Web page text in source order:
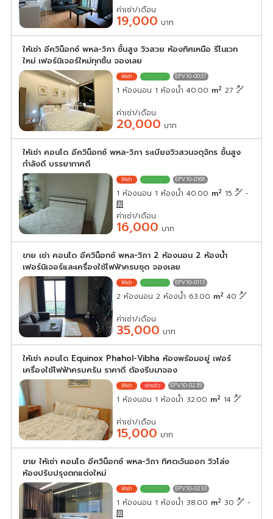
ค่าเช่า/เดือน
19,000 บาท
ให้เช่า อีควิน็อกซ์ พหล-วิภา ชั้นสูง วิวสวย ห้องทิศเหนือ รีโนเวท
ใหม่ เฟอร์นิเจอร์ใหม่ทุกชิ้น จองเลย
EPV10-0037
1 ห้องนอน 1 ห้องน้ำ 40.00 m2 27
ค่าเช่า/เดือน
20,000 บาท
ให้เช่า คอนโด อีควิน็อกซ์ พหล-วิภา ระเบียงวิวสวนจตุจักร ชั้นสูง
กำลังดี บรรยากาศดี
EPV10-0168
1 ห้องนอน 1 ห้องน้ำ 40.00 m2 15 -
ค่าเช่า/เดือน
16,000 บาท
ขาย เช่า คอนโด อีควิน็อกซ์ พหล-วิภา 2 ห้องนอน 2 ห้องน้ำ
เฟอร์นิเจอร์และเครื่องใช้ไฟฟ้าครบชุด จองเลย
EPV10-0113
2 ห้องนอน 2 ห้องน้ำ 63.00 m2 40
ค่าเช่า/เดือน
35,000 บาท
ให้เช่า คอนโด Equinox Phahol-Vibha ห้องพร้อมอยู่ เฟอร์
เครื่องใช้ไฟฟ้าครบครัน ราคาดี ต้องรีบมาจอง
EPV10-0239
1 ห้องนอน 1 ห้องน้ำ 32.00 m2 14
ค่าเช่า/เดือน
15,000 บาท
ขาย ให้เช่า คอนโด อีควิน็อกซ์ พหล-วิภา ทิศตะวันออก วิวโล่ง
ห้องปรับปรุงตกแต่งใหม่
EPV10-0233
1 ห้องนอน 1 ห้องน้ำ 38.00 m2 30 -